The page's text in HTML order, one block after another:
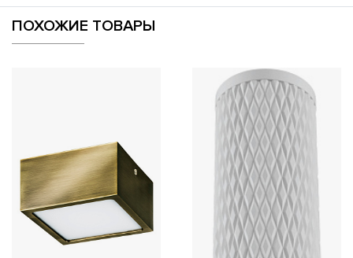
ПОХОЖИЕ ТОВАРЫ